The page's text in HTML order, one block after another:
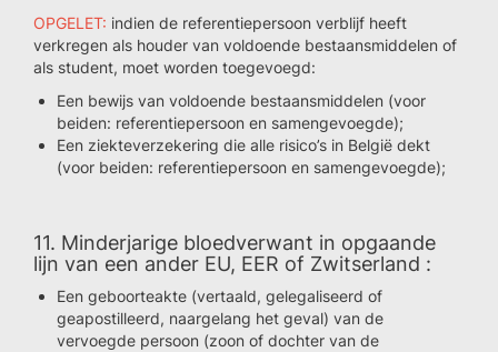
OPGELET: indien de referentiepersoon verblijf heeft
verkregen als houder van voldoende bestaansmiddelen of
als student, moet worden toegevoegd:
Een bewijs van voldoende bestaansmiddelen (voor
beiden: referentiepersoon en samengevoegde);
Een ziekteverzekering die alle risico’s in België dekt
(voor beiden: referentiepersoon en samengevoegde);
11. Minderjarige bloedverwant in opgaande
lijn van een ander EU, EER of Zwitserland :
Een geboorteakte (vertaald, gelegaliseerd of
geapostilleerd, naargelang het geval) van de
vervoegde persoon (zoon of dochter van de